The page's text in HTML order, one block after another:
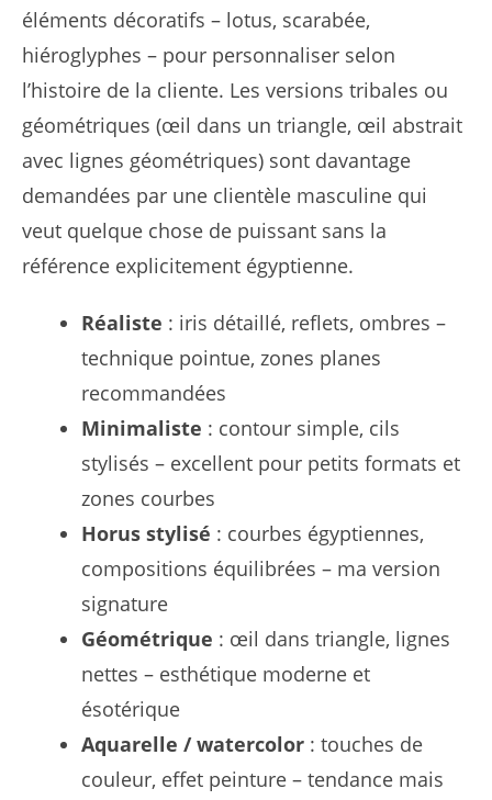
éléments décoratifs – lotus, scarabée,
hiéroglyphes – pour personnaliser selon
l’histoire de la cliente. Les versions tribales ou
géométriques (œil dans un triangle, œil abstrait
avec lignes géométriques) sont davantage
demandées par une clientèle masculine qui
veut quelque chose de puissant sans la
référence explicitement égyptienne.
Réaliste : iris détaillé, reflets, ombres –
technique pointue, zones planes
recommandées
Minimaliste : contour simple, cils
stylisés – excellent pour petits formats et
zones courbes
Horus stylisé : courbes égyptiennes,
compositions équilibrées – ma version
signature
Géométrique : œil dans triangle, lignes
nettes – esthétique moderne et
ésotérique
Aquarelle / watercolor : touches de
couleur, effet peinture – tendance mais